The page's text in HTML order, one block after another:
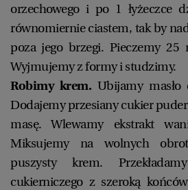
orzechowego i po 1 łyżeczce
równomiernie ciastem, tak by
poza jego brzegi. Pieczemy
Wyjmujemy z formy i studzimy.
Robimy krem. Ubijamy masło
Dodajemy przesiany cukier
masę. Wlewamy ekstrakt
Miksujemy na wolnych
puszysty krem.
cukierniczego z szeroką